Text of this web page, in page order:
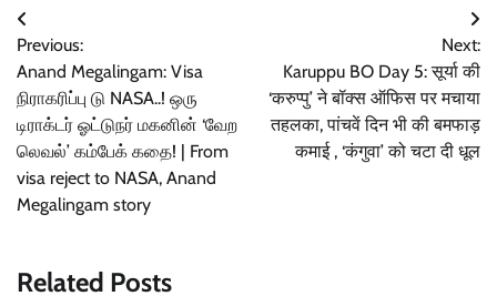
Post
navigation
Previous:
Anand Megalingam: Visa
நிராகரிப்பு டு NASA..! ஒரு
டிராக்டர் ஓட்டுநர் மகனின் ‘வேற
லெவல்’ கம்பேக் கதை! | From
visa reject to NASA, Anand
Megalingam story
Next:
Karuppu BO Day 5: सूर्या की
‘करुप्पु’ ने बॉक्स ऑफिस पर मचाया
तहलका, पांचवें दिन भी की बमफाड़
कमाई , ‘कंगुवा’ को चटा दी धूल
Related Posts